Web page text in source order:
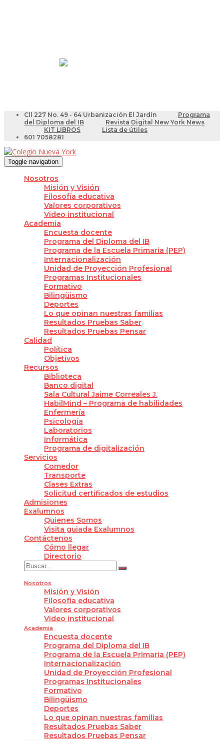
Cll 227 No. 49 - 64 Urbanización El Jardín
Programa
del Diploma del IB
Revista Digital New York News
KIT LIBROS
Lista de útiles
601 7058281
Toggle navigation
Nosotros
Misión y Visión
Filosofía educativa
Valores corporativos
Video institucional
Academia
Encuesta docente
Programa del Diploma del IB
Programa de la Escuela Primaria (PEP)
Internacionalización
Unidad de Proyección Profesional
Programas Institucionales
Formativo
Bilingüismo
Deportes
Lo que opinan nuestras familias
Resultados Pruebas Saber
Resultados Pruebas Pensar
Calidad
Política
Objetivos
Recursos
Biblioteca
Banco digital
Sala Cultural Jaime Correales J.
HabilMind – Programa de habilidades
Enfermería
Psicología
Laboratorios
Informática
Programa de digitalización
Servicios
Comedor
Transporte
Clases Extras
Solicitud certificados de estudios
Admisiones
Exalumnos
Quienes Somos
Visita guiada Exalumnos
Contáctenos
Cómo llegar
Directorio
Nosotros
Misión y Visión
Filosofía educativa
Valores corporativos
Video institucional
Academia
Encuesta docente
Programa del Diploma del IB
Programa de la Escuela Primaria (PEP)
Internacionalización
Unidad de Proyección Profesional
Programas Institucionales
Formativo
Bilingüismo
Deportes
Lo que opinan nuestras familias
Resultados Pruebas Saber
Resultados Pruebas Pensar